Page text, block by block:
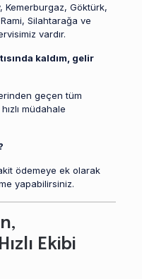
Kemerburgaz, Göktürk,
Silahtarağa ve
vardır.
kaldım, gelir
geçen tüm
müdahale
ödemeye ek olarak
yapabilirsiniz.
Ekibi